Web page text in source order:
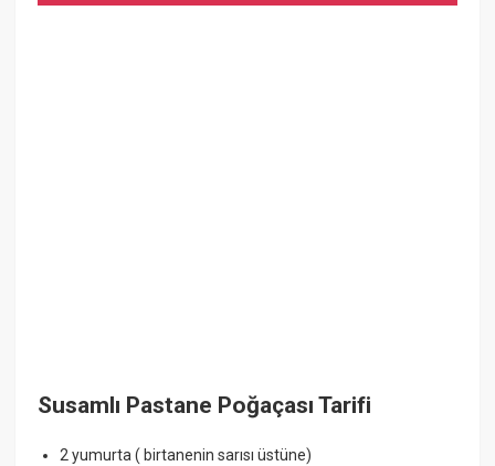
Susamlı Pastane Poğaçası Tarifi
2 yumurta ( birtanenin sarısı üstüne)